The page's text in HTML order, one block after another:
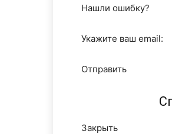
Нашли ошибку?
Укажите ваш email:
Отправить
Закрыть